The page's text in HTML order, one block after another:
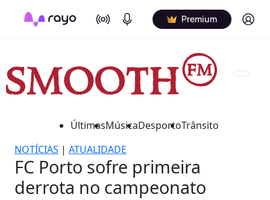
On Air Podcasts Premium Log in
ÚltimasMúsicaDesportoTrânsito
NOTÍCIAS | ATUALIDADE
FC Porto sofre primeira
derrota no campeonato